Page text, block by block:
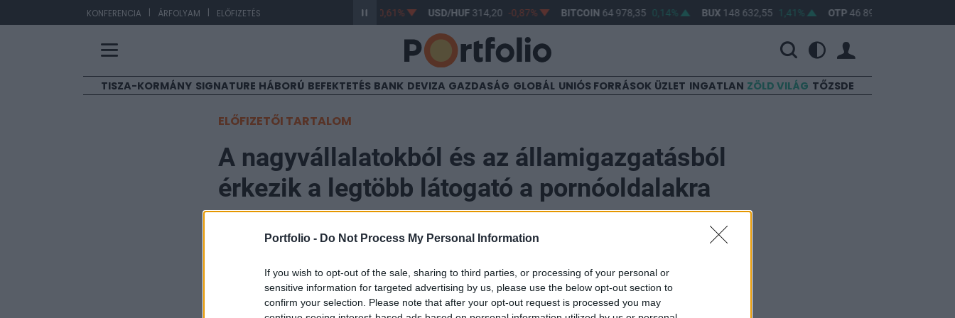
Portfolio - Do Not Process My Personal Information
If you wish to opt-out of the sale, sharing to third parties, or processing of your personal or
sensitive information for targeted advertising by us, please use the below opt-out section to
confirm your selection. Please note that after your opt-out request is processed you may
KONFERENCIA | ÁRFOLYAM | ELŐFIZETÉS 363,17 -0,61% USD/HUF314,20 -0,87% BITCOIN64 978,35 0,14% BUX148 632,55 1,41% OTP46 890
TISZA-KORMÁNY SIGNATURE HÁBORÚ BEFEKTETÉS BANK DEVIZA GAZDASÁG GLOBÁL UNIÓS FORRÁSOK ÜZLET INGATLAN ZÖLD VILÁG TŐZSDE
ELŐFIZETŐI TARTALOM
A nagyvállalatokból és az államigazgatásból
érkezik a legtöbb látogató a pornóoldalakra
2005. október 12. 15:18
A nagyvállalatokból és az államigazgatásból érkezik a legtöbb látogató a
pornóoldalakra - hangzott el tegnap az Internet Hungary 2005 konferencia egyik